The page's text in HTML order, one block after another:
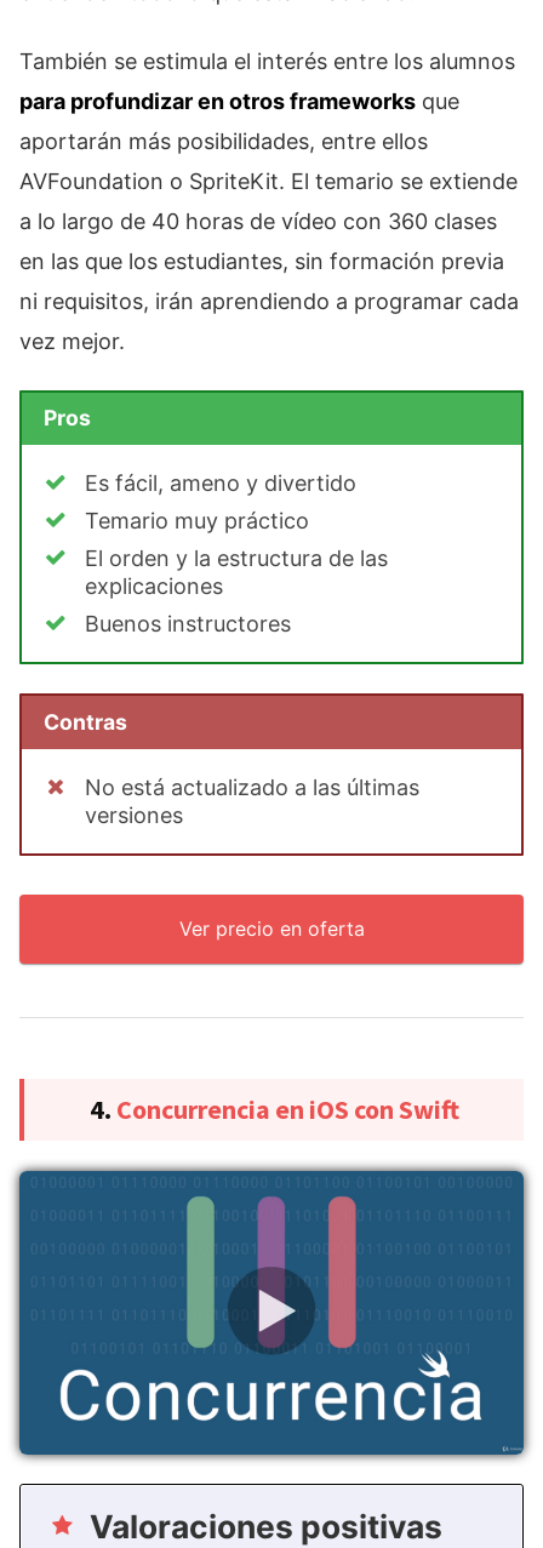
También se estimula el interés entre los alumnos
para profundizar en otros frameworks que
aportarán más posibilidades, entre ellos
AVFoundation o SpriteKit. El temario se extiende
a lo largo de 40 horas de vídeo con 360 clases
en las que los estudiantes, sin formación previa
ni requisitos, irán aprendiendo a programar cada
vez mejor.
Pros
Es fácil, ameno y divertido
Temario muy práctico
El orden y la estructura de las
explicaciones
Buenos instructores
Contras
No está actualizado a las últimas
versiones
Ver precio en oferta
4. Concurrencia en iOS con Swift
Valoraciones positivas